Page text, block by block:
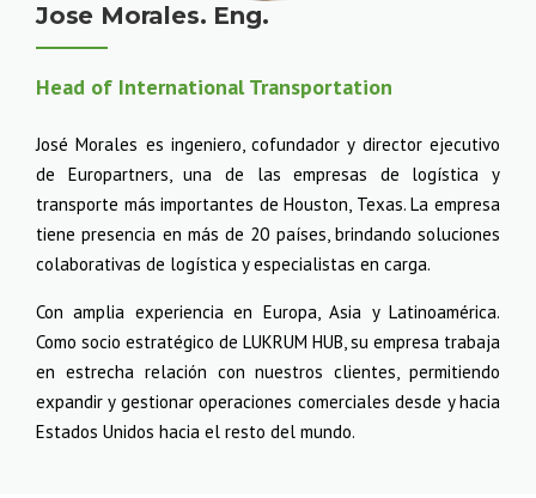
Jose Morales. Eng.
Head of International Transportation
José Morales es ingeniero, cofundador y director ejecutivo
de Europartners, una de las empresas de logística y
transporte más importantes de Houston, Texas. La empresa
tiene presencia en más de 20 países, brindando soluciones
colaborativas de logística y especialistas en carga.
Con amplia experiencia en Europa, Asia y Latinoamérica.
Como socio estratégico de LUKRUM HUB, su empresa trabaja
en estrecha relación con nuestros clientes, permitiendo
expandir y gestionar operaciones comerciales desde y hacia
Estados Unidos hacia el resto del mundo.